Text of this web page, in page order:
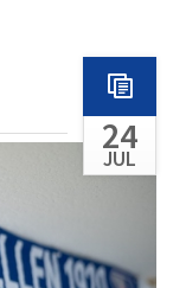
24
JUL